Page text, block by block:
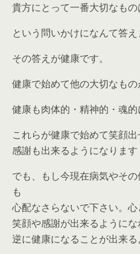
貴方にとって一番大切なもの
という問いかけになんて答え
その答えが健康です。
健康で始めて他の大切なもの
健康も肉体的・精神的・魂的
これらが健康で始めて笑顔
感謝も出来るようになります
でも、もし今現在病気やそ
も
心配なさらないで下さい。心
笑顔や感謝が出来るように
逆に健康になることが出来る